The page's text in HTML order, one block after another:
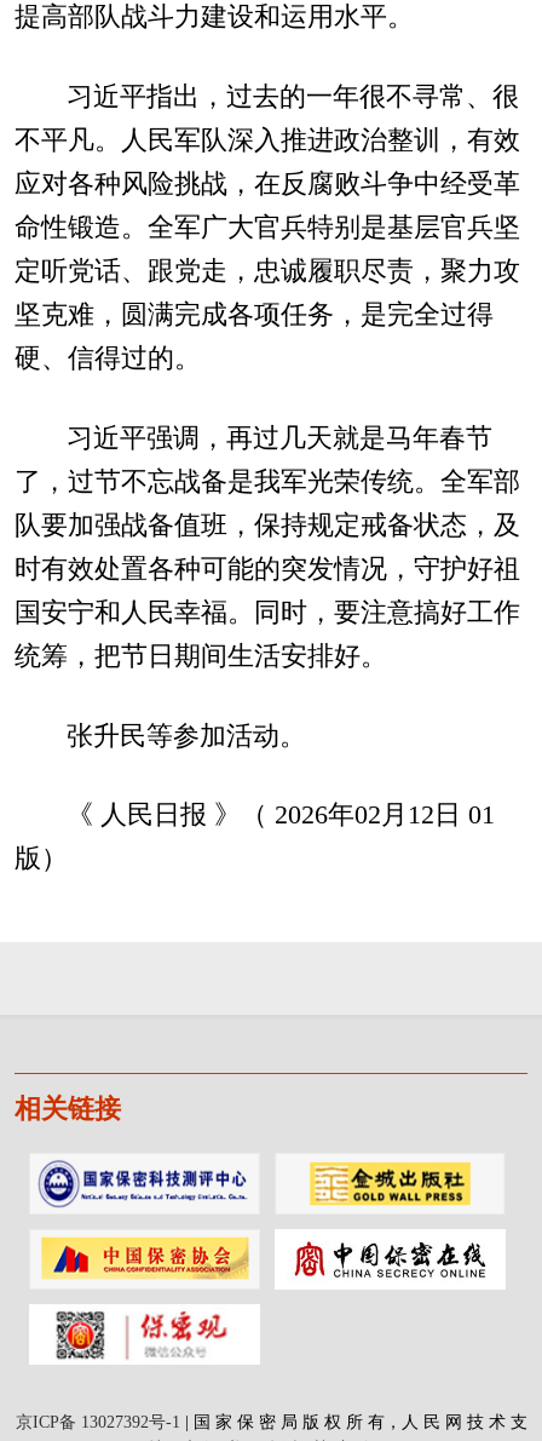
提高部队战斗力建设和运用水平。
习近平指出，过去的一年很不寻常、很
不平凡。人民军队深入推进政治整训，有效
应对各种风险挑战，在反腐败斗争中经受革
命性锻造。全军广大官兵特别是基层官兵坚
定听党话、跟党走，忠诚履职尽责，聚力攻
坚克难，圆满完成各项任务，是完全过得
硬、信得过的。
习近平强调，再过几天就是马年春节
了，过节不忘战备是我军光荣传统。全军部
队要加强战备值班，保持规定戒备状态，及
时有效处置各种可能的突发情况，守护好祖
国安宁和人民幸福。同时，要注意搞好工作
统筹，把节日期间生活安排好。
张升民等参加活动。
《 人民日报 》（ 2026年02月12日 01
版）
相关链接
京ICP备 13027392号-1 | 国 家 保 密 局 版 权 所 有，人 民 网 技 术 支